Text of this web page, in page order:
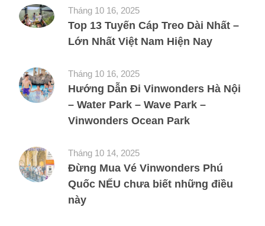
Tháng 10 16, 2025
Top 13 Tuyến Cáp Treo Dài Nhất –
Lớn Nhất Việt Nam Hiện Nay
Tháng 10 16, 2025
Hướng Dẫn Đi Vinwonders Hà Nội
– Water Park – Wave Park –
Vinwonders Ocean Park
Tháng 10 14, 2025
Đừng Mua Vé Vinwonders Phú
Quốc NẾU chưa biết những điều
này